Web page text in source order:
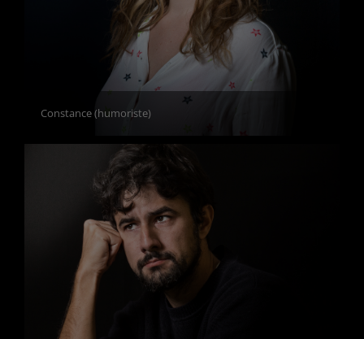
Constance (humoriste)